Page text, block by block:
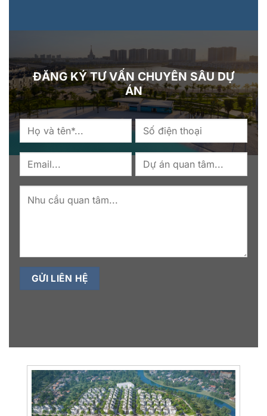
ĐĂNG KÝ TƯ VẤN CHUYÊN SÂU DỰ
ÁN